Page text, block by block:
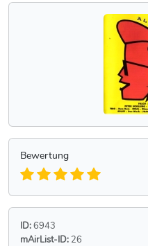
Bewertung
ID:6943
mAirList-ID: 26